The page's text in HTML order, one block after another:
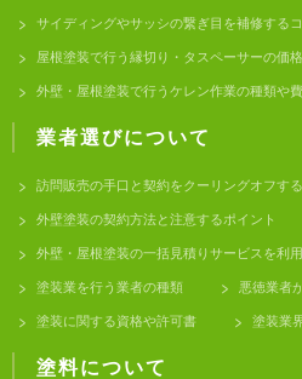
サイディングやサッシの繋ぎ目を補修する
屋根塗装で行う縁切り・タスペーサーの価
外壁・屋根塗装で行うケレン作業の種類や
業者選びについて
訪問販売の手口と契約をクーリングオフす
外壁塗装の契約方法と注意するポイント
外壁・屋根塗装の一括見積りサービスを利
塗装業を行う業者の種類 悪徳業者
塗装に関する資格や許可書 塗装業
塗料について